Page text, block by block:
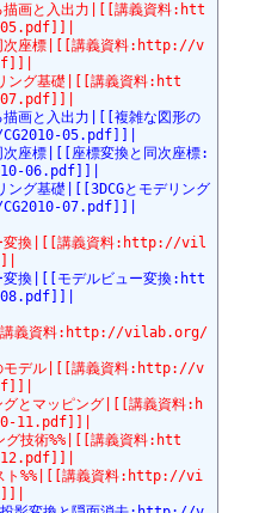
画と入出力|[[講義資料:htt
次座標|[[講義資料:http://v
ング基礎|[[講義資料:htt
画と入出力|[[複雑な図形の
05.pdf]]|
座標|[[座標変換と同次座標:
06.pdf]]|
グ基礎|[[3DCGとモデリング
07.pdf]]|
変換|[[講義資料:http://vil
換|[[モデルビュー変換:htt
講義資料:http://vilab.org/
モデル|[[講義資料:http://v
とマッピング|[[講義資料:h
11.pdf]]|
グ技術%%|[[講義資料:htt
ト%%|[[講義資料:http://vi